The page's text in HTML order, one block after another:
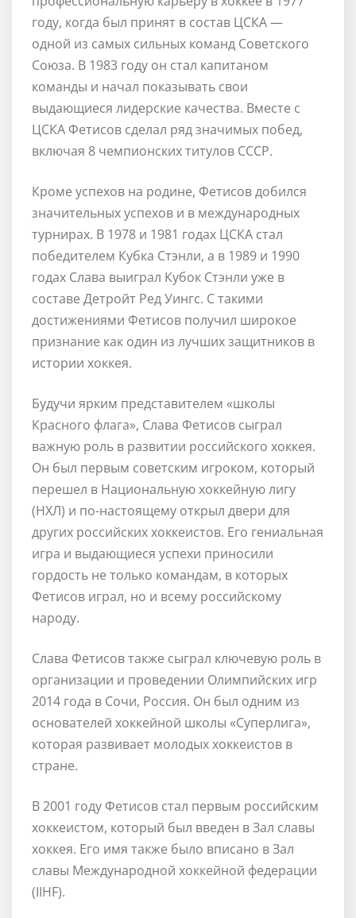
году, когда был принят в состав ЦСКА —
одной из самых сильных команд Советского
Союза. В 1983 году он стал капитаном
команды и начал показывать свои
выдающиеся лидерские качества. Вместе с
ЦСКА Фетисов сделал ряд значимых побед,
включая 8 чемпионских титулов СССР.
Кроме успехов на родине, Фетисов добился
значительных успехов и в международных
турнирах. В 1978 и 1981 годах ЦСКА стал
победителем Кубка Стэнли, а в 1989 и 1990
годах Слава выиграл Кубок Стэнли уже в
составе Детройт Ред Уингс. С такими
достижениями Фетисов получил широкое
признание как один из лучших защитников в
истории хоккея.
Будучи ярким представителем «школы
Красного флага», Слава Фетисов сыграл
важную роль в развитии российского хоккея.
Он был первым советским игроком, который
перешел в Национальную хоккейную лигу
(НХЛ) и по-настоящему открыл двери для
других российских хоккеистов. Его гениальная
игра и выдающиеся успехи приносили
гордость не только командам, в которых
Фетисов играл, но и всему российскому
народу.
Слава Фетисов также сыграл ключевую роль в
организации и проведении Олимпийских игр
2014 года в Сочи, Россия. Он был одним из
основателей хоккейной школы «Суперлига»,
которая развивает молодых хоккеистов в
стране.
В 2001 году Фетисов стал первым российским
хоккеистом, который был введен в Зал славы
хоккея. Его имя также было вписано в Зал
славы Международной хоккейной федерации
(IIHF).